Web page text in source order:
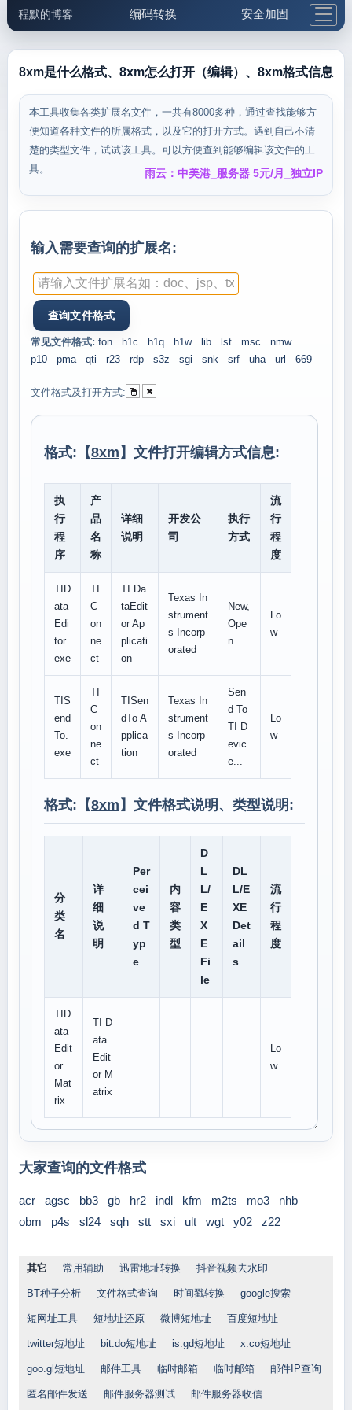
程默的博客 编码转换 安全加固
邮件工具 生活便民 更多工具
5.1支付宝大红包
8xm是什么格式、8xm怎么打开（编辑）、8xm格式信息
本工具收集各类扩展名文件，一共有8000多种，通过查找能够方
便知道各种文件的所属格式，以及它的打开方式。遇到自己不清
楚的类型文件，试试该工具。可以方便查到能够编辑该文件的工
具。
雨云：中美港_服务器 5元/月_独立IP
输入需要查询的扩展名:
常见文件格式: fon h1c h1q h1w lib lst msc
nmw
p10
pma qti r23 rdp s3z sgi snk srf uha url 669
文件格式及打开方式:
格式:【8xm 】文件打开编辑方式信息:
执
行
程
序
产
品
名
称
详细
说明
开发公
司
执行
方式
流
行
程
度
TID
ata
Edi
tor.
exe
TI
C
on
ne
ct
TI Da
taEdit
or Ap
plicati
on
Texas In
strument
s Incorp
orated
New,
Ope
n
Lo
w
TIS
end
To.
exe
TI
C
on
ne
ct
TISen
dTo A
pplica
tion
Texas In
strument
s Incorp
orated
Sen
d To
TI D
evic
e...
Lo
w
格式:【8xm 】文件格式说明、类型说明:
分
类
名
详
细
说
明
Per
cei
ve
d T
yp
e
内
容
类
型
D
L
L/
E
X
E
Fi
le
DL
L/E
XE
Det
ail
s
流
行
程
度
TID
ata
Edit
or.
Mat
rix
TI D
ata
Edit
or M
atrix
Lo
w
大家查询的文件格式
acr agsc bb3 gb hr2 indl kfm m2ts mo3
nhb
obm
p4s sl24 sqh stt sxi ult wgt y02 z22
其它 常用辅助 迅雷地址转换 抖音视频去水印
BT种子分析 文件格式查询 时间戳转换 google搜索
短网址工具 短地址还原 微博短地址 百度短地址
twitter短地址 bit.do短地址 is.gd短地址 x.co短地址
goo.gl短地址 邮件工具 临时邮箱 临时邮箱 邮件IP查询
匿名邮件发送 邮件服务器测试 邮件服务器收信